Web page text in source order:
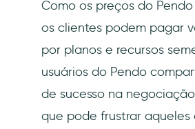
Como os preços do
os clientes podem pagar
por planos e recursos
usuários do Pendo
de sucesso na
que pode frustrar